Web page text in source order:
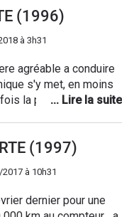
(1996)
à 3h31
agréable a conduire
s'y met, en moins
la piece
fois en roulant (tres
-super le moteur
tour et accelere
etes sur la route
(1997)
à 10h31
dernier pour une